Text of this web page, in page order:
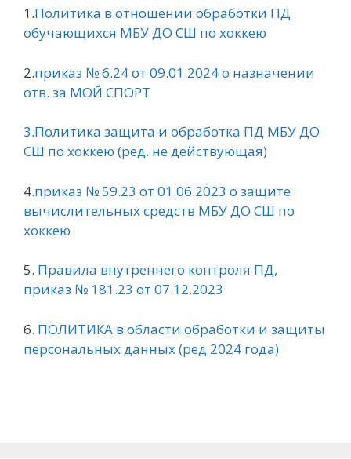
1.Политика в отношении обработки ПД
обучающихся МБУ ДО СШ по хоккею
2.приказ № 6.24 от 09.01.2024 о назначении
отв. за МОЙ СПОРТ
3.Политика защита и обработка ПД МБУ ДО
СШ по хоккею (ред. не действующая)
4.приказ № 59.23 от 01.06.2023 о защите
вычислительных средств МБУ ДО СШ по
хоккею
5. Правила внутреннего контроля ПД,
приказ № 181.23 от 07.12.2023
6. ПОЛИТИКА в области обработки и защиты
персональных данных (ред 2024 года)